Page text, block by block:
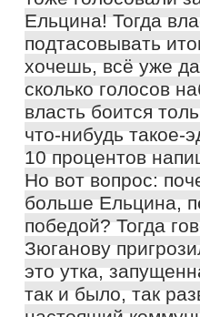
Ельцина! Тогда
подтасовывать
хочешь, всё уже
сколько голосов
власть боится
что-нибудь такое-
10 процентов
Но вот вопрос:
больше Ельцина,
победой? Тогда
Зюганову
это утка,
так и было, так